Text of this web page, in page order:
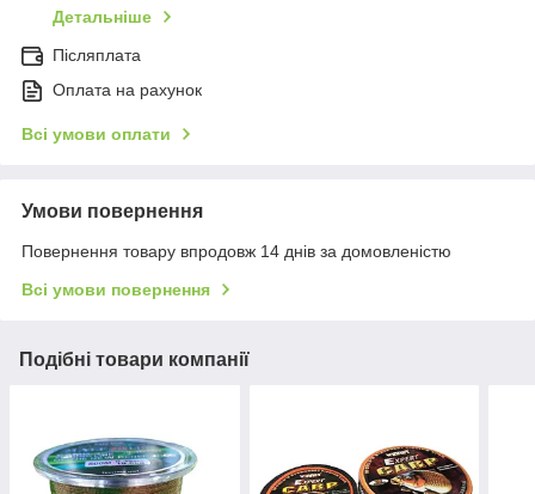
Детальніше
Післяплата
Оплата на рахунок
Всі умови оплати
Умови повернення
Повернення товару впродовж 14 днів за домовленістю
Всі умови повернення
Подібні товари компанії